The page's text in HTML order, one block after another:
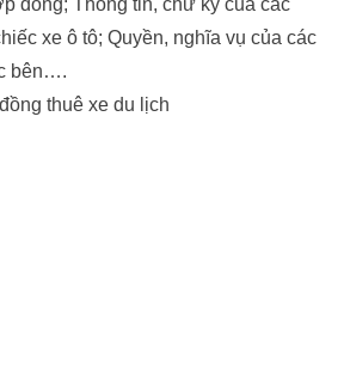
xe ô tô; Quyền, nghĩa vụ của các
bên….
thuê xe du lịch